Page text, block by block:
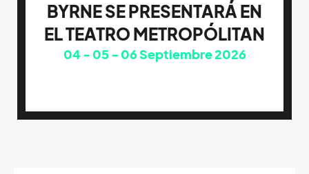
BYRNE SE PRESENTARÁ EN
EL TEATRO METROPÓLITAN
04 05 06Septiembre 2026